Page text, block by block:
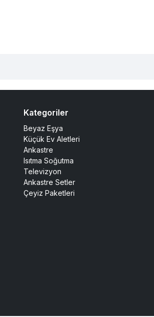
Kategoriler
Beyaz Eşya
Küçük Ev Aletleri
Ankastre
Isıtma Soğutma
Televizyon
Ankastre Setler
Çeyiz Paketleri